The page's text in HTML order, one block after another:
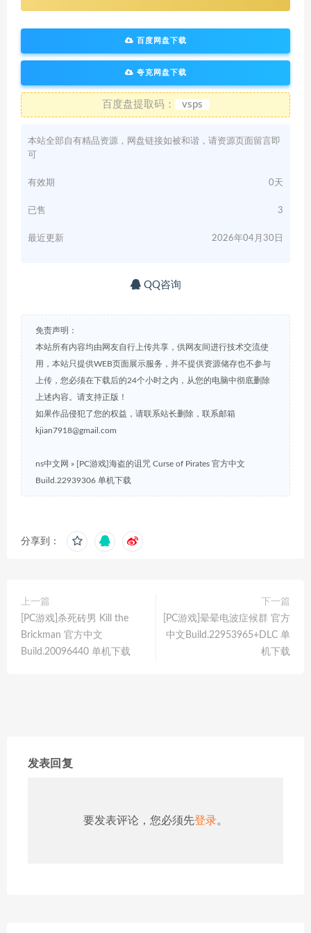
百度网盘下载
夸克网盘下载
百度盘提取码： vsps
本站全部自有精品资源，网盘链接如被和谐，请资源页面留言即
可
有效期 0天
已售 3
最近更新 2026年04月30日
QQ咨询
免责声明：
本站所有内容均由网友自行上传共享，供网友间进行技术交流使
用，本站只提供WEB页面展示服务，并不提供资源储存也不参与
上传，您必须在下载后的24个小时之内，从您的电脑中彻底删除
上述内容。请支持正版！
如果作品侵犯了您的权益，请联系站长删除，联系邮箱
kjian7918@gmail.com
ns中文网 » [PC游戏]海盗的诅咒 Curse of Pirates 官方中文
Build.22939306 单机下载
分享到：
上一篇
[PC游戏]杀死砖男 Kill the
Brickman 官方中文
Build.20096440 单机下载
下一篇
[PC游戏]晕晕电波症候群 官方
中文Build.22953965+DLC 单
机下载
发表回复
要发表评论，您必须先登录。